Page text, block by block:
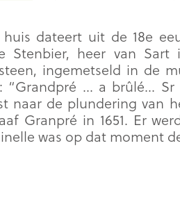
dateert uit de 18e
Stenbier, heer van
ingemetseld in de
“Grandpré … a brûlé… Sr
naar de plundering van
Granpré in 1651. Er
was op dat moment